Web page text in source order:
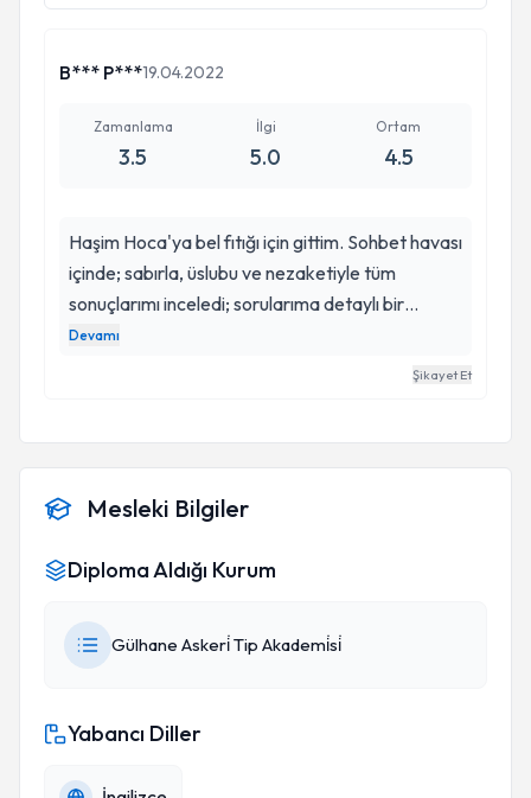
B*** P***19.04.2022
Zamanlama
3.5
İlgi
5.0
Ortam
4.5
Haşim Hoca'ya bel fıtığı için gittim. Sohbet havası
içinde; sabırla, üslubu ve nezaketiyle tüm
sonuçlarımı inceledi; sorularıma detaylı bir
şekilde cevap verdi, gerekli tüm tetkik-tahlil
sunuyorum...
Devamı
Şikayet Et
Mesleki Bilgiler
Diploma Aldığı Kurum
Gülhane Askeri̇ Tip Akademi̇si̇
Yabancı Diller